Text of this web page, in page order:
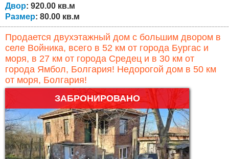
Двор: 920.00 кв.м
Размер: 80.00 кв.м
Продается двухэтажный дом с большим двором в
селе Войника, всего в 52 км от города Бургас и
моря, в 27 км от города Средец и в 30 км от
города Ямбол, Болгария! Недорогой дом в 50 км
от моря, Болгария!
ЗАБРОНИРОВАНО